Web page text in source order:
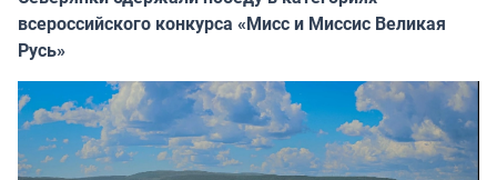
всероссийского конкурса «Мисс и Миссис Великая
Русь»